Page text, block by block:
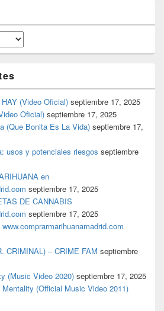
(Video Oficial) septiembre 17, 2025
Oficial) septiembre 17, 2025
(Que Bonita Es La Vida) septiembre 17,
usos y potenciales riesgos septiembre
en
septiembre 17, 2025
DE CANNABIS
septiembre 17, 2025
CRIMINAL) – CRIME FAM septiembre
(Music Video 2020) septiembre 17, 2025
(Official Music Video 2011)